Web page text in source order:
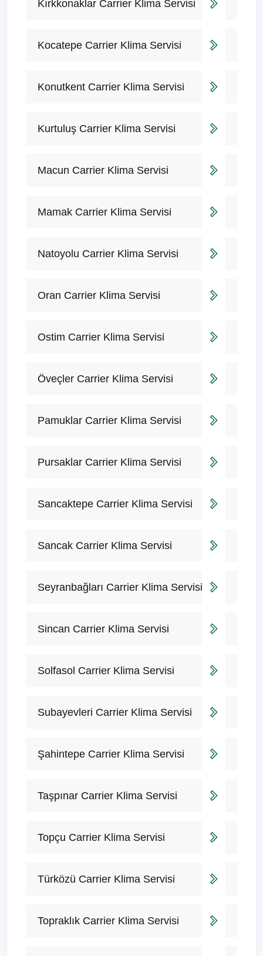
Kırkkonaklar Carrier Klima Servisi
Kocatepe Carrier Klima Servisi
Konutkent Carrier Klima Servisi
Kurtuluş Carrier Klima Servisi
Macun Carrier Klima Servisi
Mamak Carrier Klima Servisi
Natoyolu Carrier Klima Servisi
Oran Carrier Klima Servisi
Ostim Carrier Klima Servisi
Öveçler Carrier Klima Servisi
Pamuklar Carrier Klima Servisi
Pursaklar Carrier Klima Servisi
Sancaktepe Carrier Klima Servisi
Sancak Carrier Klima Servisi
Seyranbağları Carrier Klima Servisi
Sincan Carrier Klima Servisi
Solfasol Carrier Klima Servisi
Subayevleri Carrier Klima Servisi
Şahintepe Carrier Klima Servisi
Taşpınar Carrier Klima Servisi
Topçu Carrier Klima Servisi
Türközü Carrier Klima Servisi
Topraklık Carrier Klima Servisi